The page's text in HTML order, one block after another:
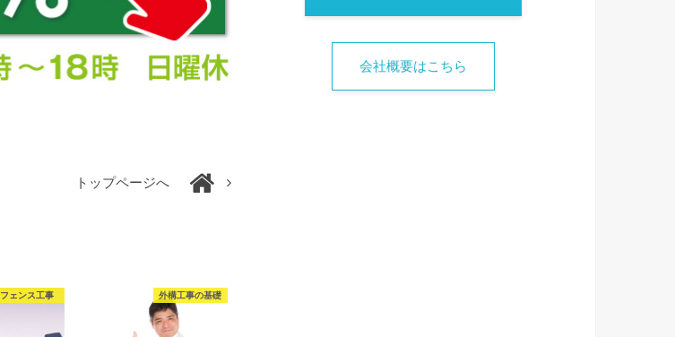
トップページへ
フェンス工事 外構工事の基礎
会社概要はこちら